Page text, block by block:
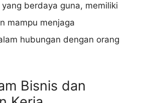
berdaya guna, memiliki
mampu menjaga
hubungan dengan orang
Bisnis dan